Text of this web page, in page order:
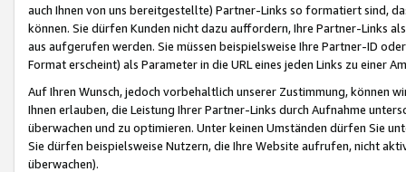
auch Ihnen von uns bereitgestellte) Partner-Links so formatiert sind,
können. Sie dürfen Kunden nicht dazu auffordern, Ihre Partner-Links
aus aufgerufen werden. Sie müssen beispielsweise Ihre Partner-ID
Format erscheint) als Parameter in die URL eines jeden Links zu einer
Auf Ihren Wunsch, jedoch vorbehaltlich unserer Zustimmung, können
Ihnen erlauben, die Leistung Ihrer Partner-Links durch Aufnahme
überwachen und zu optimieren. Unter keinen Umständen dürfen Sie
Sie dürfen beispielsweise Nutzern, die Ihre Website aufrufen, nicht
überwachen).